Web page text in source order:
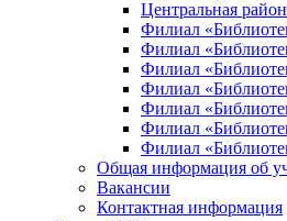
Центральная
Филиал
Филиал
Филиал
Филиал
Филиал
Филиал
Филиал
Общая информация об
Вакансии
Контактная информация